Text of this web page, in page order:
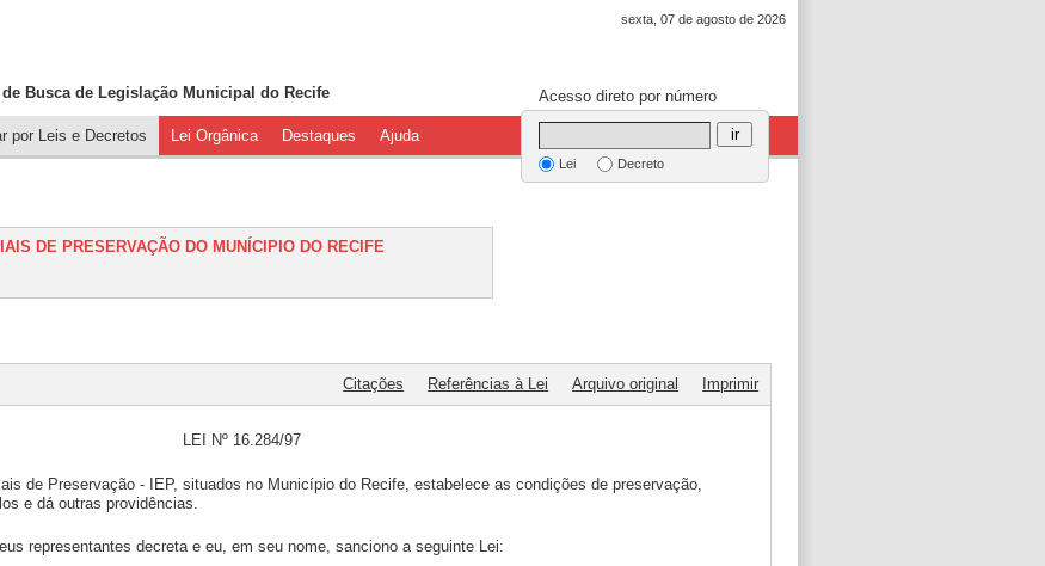
sexta, 07 de agosto de 2026
Busca de Legislação Municipal do Recife
por Leis e Decretos Lei Orgânica Destaques Ajuda
Acesso direto por número
Lei Decreto
ir
DE PRESERVAÇÃO DO MUNÍCIPIO DO RECIFE
Citações Referências à Lei Arquivo original Imprimir
LEI Nº 16.284/97
de Preservação - IEP, situados no Município do Recife, estabelece as condições de preservação,
e dá outras providências.
representantes decreta e eu, em seu nome, sanciono a seguinte Lei: